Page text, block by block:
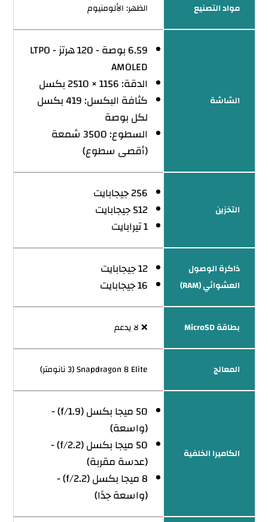
مواد التصنيع الظهر: الألومنيوم
الشاشة
6.59 بوصة - 120 هرتز - LTPO
AMOLED
الدقة: 1156 × 2510 بكسل
كثافة البكسل: 419 بكسل
لكل بوصة
السطوع: 3500 شمعة
(أقصى سطوع)
التخزين
256 جيجابايت
512 جيجابايت
1 تيرابايت
ذاكرة الوصول
العشوائي (RAM)
12 جيجابايت
16 جيجابايت
بطاقة MicroSD ❌ لا يدعم
المعالج Snapdragon 8 Elite (3 نانومتر)
الكاميرا الخلفية
50 ميجا بكسل (f/1.9) -
(واسعة)
50 ميجا بكسل (f/2.2) -
(عدسة مقربة)
8 ميجا بكسل (f/2.2) -
(واسعة جدًا)